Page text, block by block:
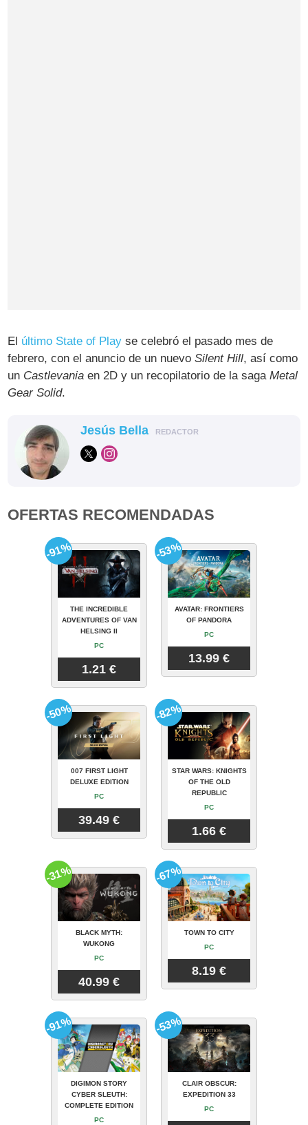
El último State of Play se celebró el pasado mes de
febrero, con el anuncio de un nuevoSilent Hill, así como
un Castlevania en 2D y un recopilatorio de la sagaMetal
Gear Solid.
Jesús Bella REDACTOR
OFERTAS RECOMENDADAS
THE INCREDIBLE
ADVENTURES OF VAN
HELSING II
PC
1.21 €
-91%
AVATAR: FRONTIERS
OF PANDORA
PC
13.99 €
-53%
007 FIRST LIGHT
DELUXE EDITION
PC
39.49 €
-50%
STAR WARS: KNIGHTS
OF THE OLD
REPUBLIC
PC
1.66 €
-82%
BLACK MYTH:
WUKONG
PC
40.99 €
-31%
TOWN TO CITY
PC
8.19 €
-67%
DIGIMON STORY
CYBER SLEUTH:
COMPLETE EDITION
PC
-91%
CLAIR OBSCUR:
EXPEDITION 33
PC
-53%